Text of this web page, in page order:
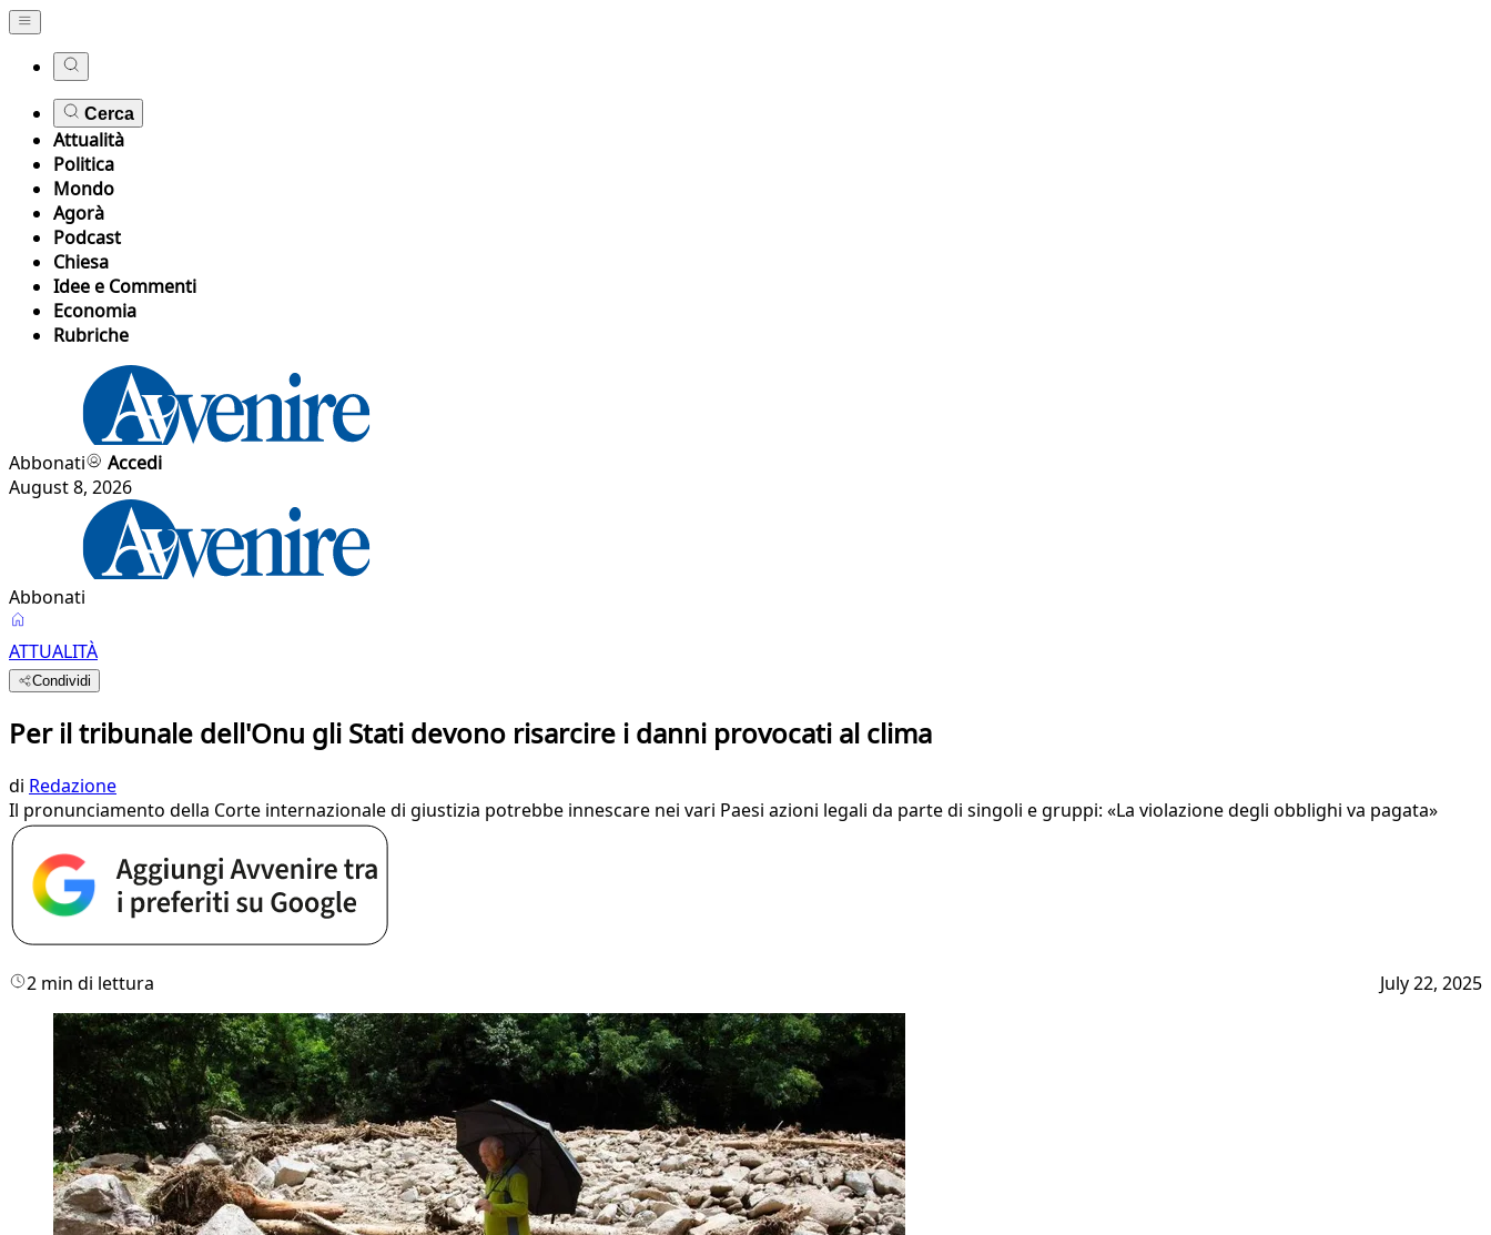
Cerca
Attualità
Politica
Mondo
Agorà
Podcast
Chiesa
Idee e Commenti
Economia
Rubriche
Abbonati
Accedi
August 8, 2026
Abbonati
ATTUALITÀ
Condividi
Per il tribunale dell'Onu gli Stati devono risarcire i danni provocati al clima
di Redazione
Il pronunciamento della Corte internazionale di giustizia potrebbe innescare nei vari Paesi azioni legali da parte di singoli e gruppi: «La violazione degli obblighi va pagata»
2 min di lettura July 22, 2025